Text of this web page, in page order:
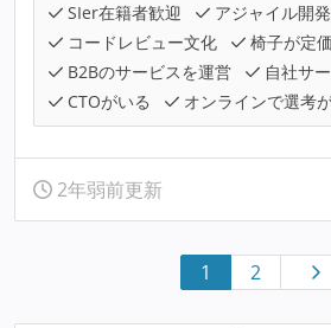
SIer在籍者歓迎
アジャイル開発
コードレビュー文化
椅子が定
B2Bのサービスを運営
自社サ
CTOがいる
オンラインで選考
2年弱前更新
1 2